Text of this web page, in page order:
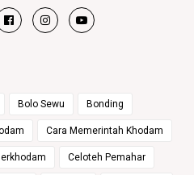
Bolo Sewu Bonding
Cara Memerintah Khodam
Celoteh Pemahar